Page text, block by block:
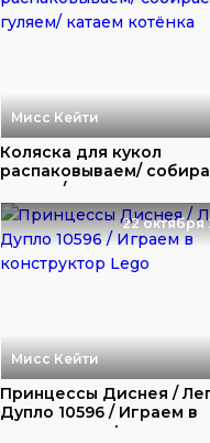
Мисс Кейти
Коляска для кукол
распаковываем/
гуляем/ катаем ко...
22 октября
Мисс Кейти
Принцессы Диснея /
Дупло 10596 / Играем в
конструктор L...